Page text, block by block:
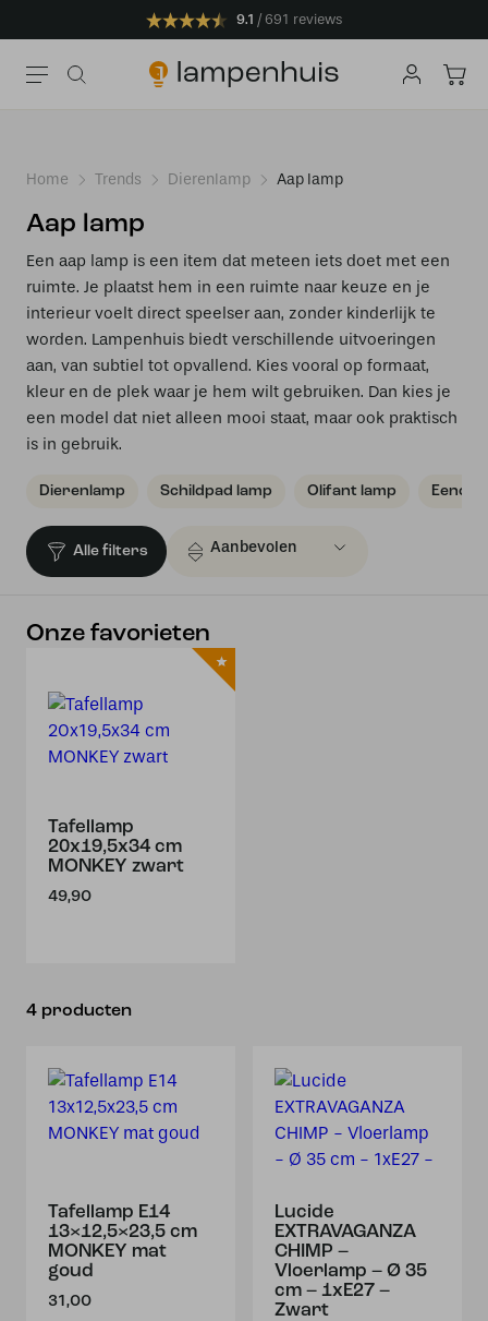
9.1 691 reviews
Home Trends Dierenlamp Aap lamp
Aap lamp
Een aap lamp is een item dat meteen iets doet met een
ruimte. Je plaatst hem in een ruimte naar keuze en je
interieur voelt direct speelser aan, zonder kinderlijk te
worden. Lampenhuis biedt verschillende uitvoeringen
aan, van subtiel tot opvallend. Kies vooral op formaat,
kleur en de plek waar je hem wilt gebruiken. Dan kies je
een model dat niet alleen mooi staat, maar ook praktisch
is in gebruik.
Dierenlamp Schildpad lamp Olifant lamp Eend
Alle filters
Onze favorieten
Tafellamp
20x19,5x34 cm
MONKEY zwart
49,90
4 producten
Tafellamp E14
13×12,5×23,5 cm
MONKEY mat
goud
31,00
Lucide
EXTRAVAGANZA
CHIMP –
Vloerlamp – Ø 35
cm – 1xE27 –
Zwart